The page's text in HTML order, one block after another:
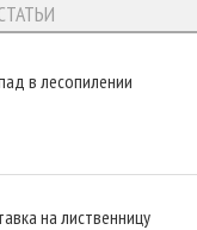
в лесопилении
на лиственницу